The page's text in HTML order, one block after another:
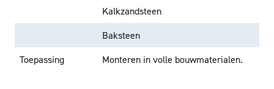
Kalkzandsteen
Baksteen
Toepassing
Monteren in volle bouwmaterialen.